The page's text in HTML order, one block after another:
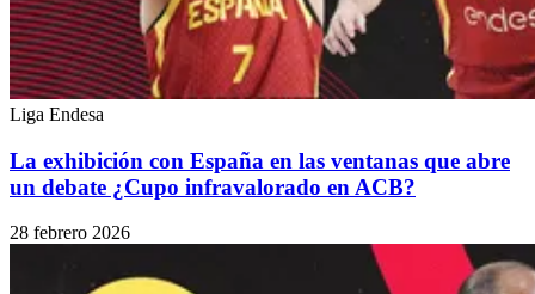
Liga Endesa
La exhibición con España en las ventanas que abre
un debate ¿Cupo infravalorado en ACB?
28 febrero 2026